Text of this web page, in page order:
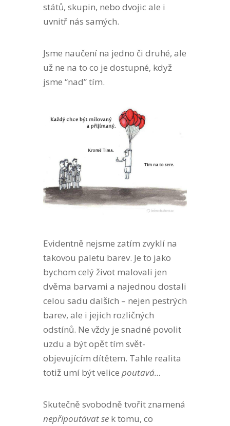
států, skupin, nebo dvojic ale i
uvnitř nás samých.
Jsme naučení na jedno či druhé, ale
už ne na to co je dostupné, když
jsme “nad” tím.
Evidentně nejsme zatím zvyklí na
takovou paletu barev. Je to jako
bychom celý život malovali jen
dvěma barvami a najednou dostali
celou sadu dalších – nejen pestrých
barev, ale i jejich rozličných
odstínů. Ne vždy je snadné povolit
uzdu a být opět tím svět-
objevujícím dítětem. Tahle realita
totiž umí být velice poutavá…
Skutečně svobodně tvořit znamená
nepřipoutávat se k tomu, co